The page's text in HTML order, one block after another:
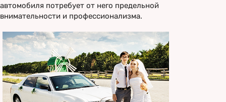
автомобиля потребует от него предельной
внимательности и профессионализма.